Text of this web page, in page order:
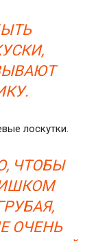
лоскутки.
ЧТОБЫ
ОЧЕНЬ